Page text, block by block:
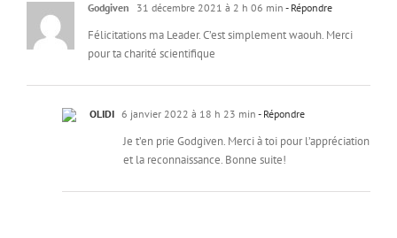
Godgiven 31 décembre 2021 à 2 h 06 min - Répondre
Félicitations ma Leader. C’est simplement waouh. Merci
pour ta charité scientifique
OLIDI 6 janvier 2022 à 18 h 23 min - Répondre
Je t’en prie Godgiven. Merci à toi pour l’appréciation
et la reconnaissance. Bonne suite!